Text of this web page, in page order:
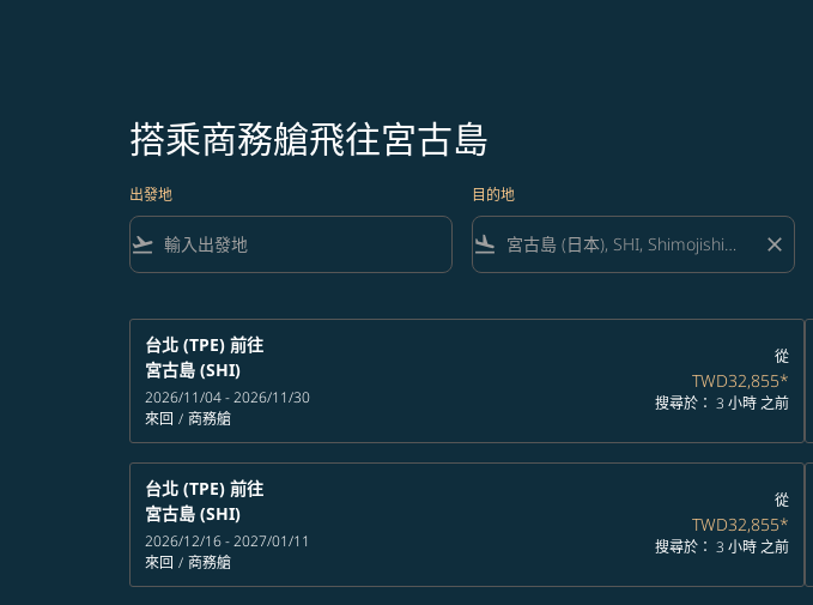
搭乘商務艙飛往宮古島
出發地
flight_takeoff
目的地
flight_land close
台北 (TPE) 前往
宮古島 (SHI)
2026/11/04 - 2026/11/30
來回 / 商務艙
從
TWD32,855*
搜尋於： 3 小時 之前
台北 (TPE) 前往
宮古島 (SHI)
2026/12/16 - 2027/01/11
來回 / 商務艙
從
TWD32,855*
搜尋於： 3 小時 之前